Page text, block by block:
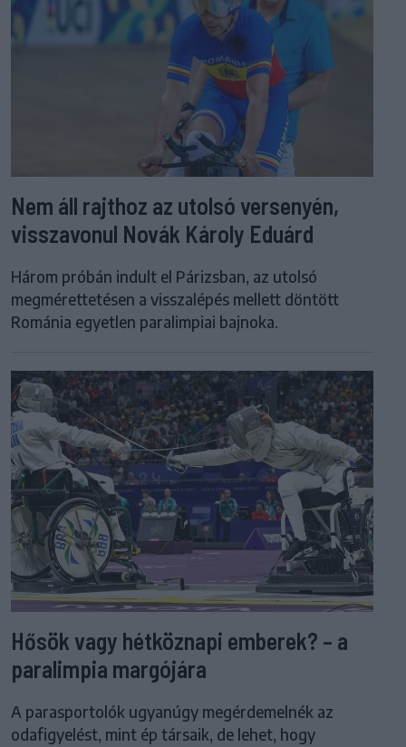
Nem áll rajthoz az utolsó versenyén,
visszavonul Novák Károly Eduárd
Három próbán indult el Párizsban, az utolsó
megmérettetésen a visszalépés mellett döntött
Románia egyetlen paralimpiai bajnoka.
Hősök vagy hétköznapi emberek? – a
paralimpia margójára
A parasportolók ugyanúgy megérdemelnék az
odafigyelést, mint ép társaik, de lehet, hogy